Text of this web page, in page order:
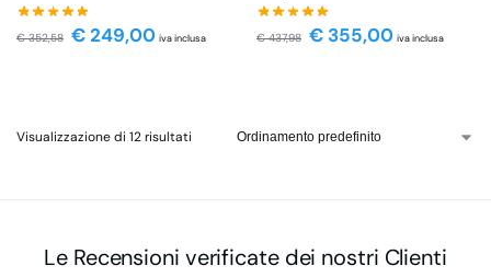
€352,58 €249,00 iva inclusa €437,98 € 355,00 iva inclusa
Visualizzazione di 12 risultati
Le Recensioni verificate dei nostri Clienti